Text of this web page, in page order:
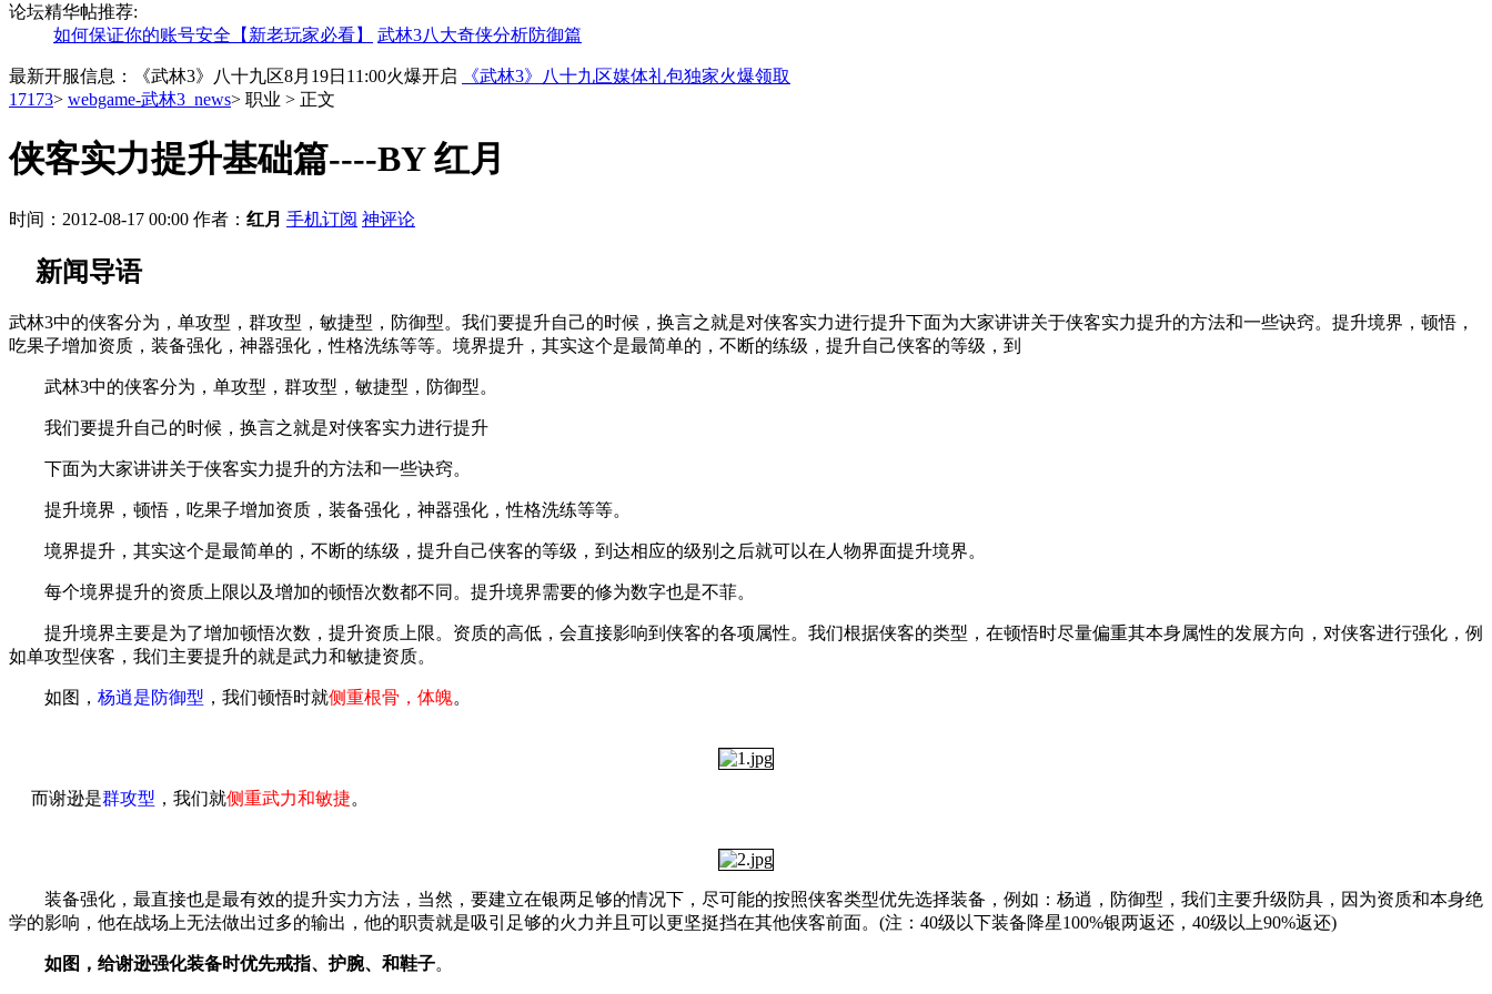
论坛精华帖推荐:
如何保证你的账号安全【新老玩家必看】
武林3八大奇侠分析防御篇
最新开服信息：《武林3》八十九区8月19日11:00火爆开启
《武林3》八十九区媒体礼包独家火爆领取
17173> webgame-武林3_news> 职业 > 正文
侠客实力提升基础篇----BY 红月
时间：2012-08-17 00:00 作者： 红月 手机订阅 神评论
新闻导语
武林3中的侠客分为，单攻型，群攻型，敏捷型，防御型。我们要提升自己的时候，换言之就是对侠客实力进行提升下面为大家讲讲关于侠客实力提升的方法和一些诀窍。提升境界，顿悟，
吃果子增加资质，装备强化，神器强化，性格洗练等等。境界提升，其实这个是最简单的，不断的练级，提升自己侠客的等级，到
武林3中的侠客分为，单攻型，群攻型，敏捷型，防御型。
我们要提升自己的时候，换言之就是对侠客实力进行提升
下面为大家讲讲关于侠客实力提升的方法和一些诀窍。
提升境界，顿悟，吃果子增加资质，装备强化，神器强化，性格洗练等等。
境界提升，其实这个是最简单的，不断的练级，提升自己侠客的等级，到达相应的级别之后就可以在人物界面提升境界。
每个境界提升的资质上限以及增加的顿悟次数都不同。提升境界需要的修为数字也是不菲。
提升境界主要是为了增加顿悟次数，提升资质上限。资质的高低，会直接影响到侠客的各项属性。我们根据侠客的类型，在顿悟时尽量偏重其本身属性的发展方向，对侠客进行强化，例
如单攻型侠客，我们主要提升的就是武力和敏捷资质。
如图， 杨逍是防御型 ，我们顿悟时就侧重根骨，体魄。
而谢逊是群攻型 ，我们就侧重武力和敏捷。
装备强化，最直接也是最有效的提升实力方法，当然，要建立在银两足够的情况下，尽可能的按照侠客类型优先选择装备，例如：杨逍，防御型，我们主要升级防具，因为资质和本身绝
学的影响，他在战场上无法做出过多的输出，他的职责就是吸引足够的火力并且可以更坚挺挡在其他侠客前面。(注：40级以下装备降星100%银两返还，40级以上90%返还)
如图，给谢逊强化装备时优先戒指、护腕、和鞋子。